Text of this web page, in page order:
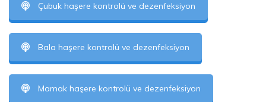
Çubuk haşere kontrolü ve dezenfeksiyon
Bala haşere kontrolü ve dezenfeksiyon
Mamak haşere kontrolü ve dezenfeksiyon